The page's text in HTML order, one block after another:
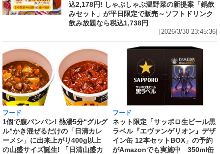
込2,178円! しゃぶしゃぶ温野菜の新提案「鍋飲
みセット」が平日限定で販売～ソフトドリンク
飲み放題なら税込1,738円
[2026/3/30 23:45:36]
フード
1個で腹パンパン! 熱湯5分“グルグ
ル”かき混ぜるだけの「日清カレ
ーメシ」に出来上がり400g以上
の山盛サイズ誕生! 「日清山盛カ
フード
ネット限定「サッポロ生ビール黒
ラベル『エヴァンゲリオン』デザ
イン缶 12本セットBOX」の予約
がAmazonでも実施中 350ml缶